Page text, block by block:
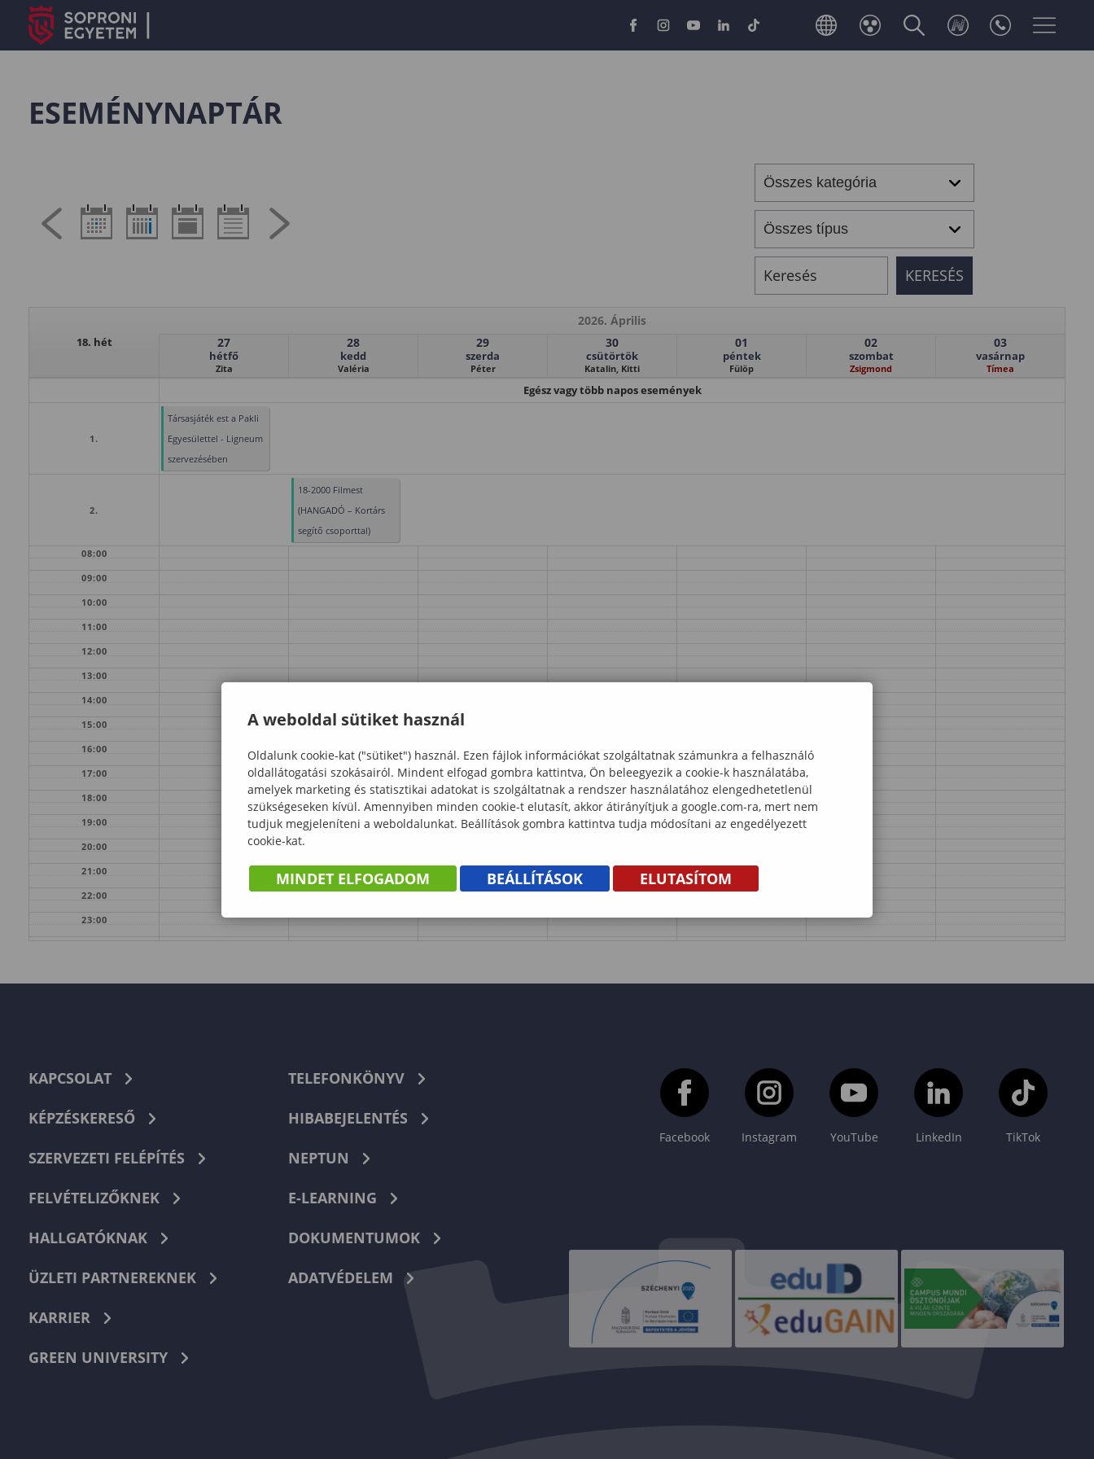
ESEMÉNYNAPTÁR
18. hét
2026. Április
27
hétfő
Zita
28
kedd
Valéria
29
szerda
Péter
30
csütörtök
Katalin, Kitti
01
péntek
Fülöp
02
szombat
Zsigmond
03
vasárnap
Tímea
Egész vagy több napos események
1.
Társasjáték est a Pakli
Egyesülettel - Ligneum
szervezésében
2.
18-2000 Filmest
(HANGADÓ – Kortárs
segítő csoporttal)
08:00
09:00
10:00
11:00
12:00
13:00
14:00
15:00
16:00
17:00
18:00
19:00
20:00
21:00
22:00
23:00
KAPCSOLAT
KÉPZÉSKERESŐ
SZERVEZETI FELÉPÍTÉS
FELVÉTELIZŐKNEK
HALLGATÓKNAK
ÜZLETI PARTNEREKNEK
KARRIER
GREEN UNIVERSITY
TELEFONKÖNYV
HIBABEJELENTÉS
NEPTUN
E-LEARNING
DOKUMENTUMOK
ADATVÉDELEM
Facebook Instagram YouTube LinkedIn TikTok
A weboldal sütiket használ
Oldalunk cookie-kat ("sütiket") használ. Ezen fájlok információkat szolgáltatnak számunkra a felhasználó
oldallátogatási szokásairól. Mindent elfogad gombra kattintva, Ön beleegyezik a cookie-k használatába,
amelyek marketing és statisztikai adatokat is szolgáltatnak a rendszer használatához elengedhetetlenül
szükségeseken kívül. Amennyiben minden cookie-t elutasít, akkor átirányítjuk a google.com-ra, mert nem
tudjuk megjeleníteni a weboldalunkat. Beállítások gombra kattintva tudja módosítani az engedélyezett
cookie-kat.
MINDET ELFOGADOM BEÁLLÍTÁSOK ELUTASÍTOM